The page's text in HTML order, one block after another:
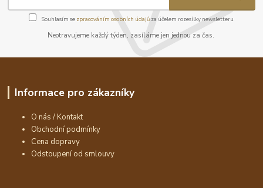
Souhlasím se zpracováním osobních údajůza účelem rozesílky newsletteru.
Neotravujeme každý týden, zasíláme jen jednou za čas.
Informace pro zákazníky
O nás / Kontakt
Obchodní podmínky
Cena dopravy
Odstoupení od smlouvy